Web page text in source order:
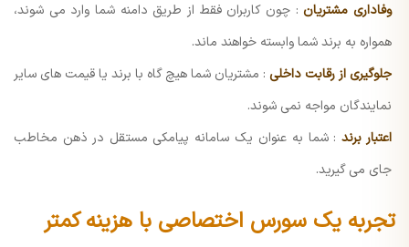
وفاداری مشتریان : چون کاربران فقط از طریق دامنه شما وارد می شوند،
همواره به برند شما وابسته خواهند ماند.
جلوگیری از رقابت داخلی : مشتریان شما هیچ گاه با برند یا قیمت های سایر
نمایندگان مواجه نمی شوند.
اعتبار برند: شما به عنوان یک سامانه پیامکی مستقل در ذهن مخاطب
جای می گیرید.
تجربه یک سورس اختصاصی با هزینه کمتر